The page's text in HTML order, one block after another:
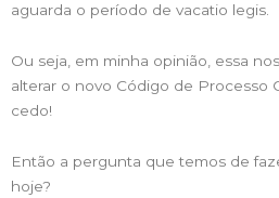
aguarda o período de vacatio legis.
Ou seja, em minha opinião, essa
alterar o novo Código de Processo
cedo!
Então a pergunta que temos de
hoje?